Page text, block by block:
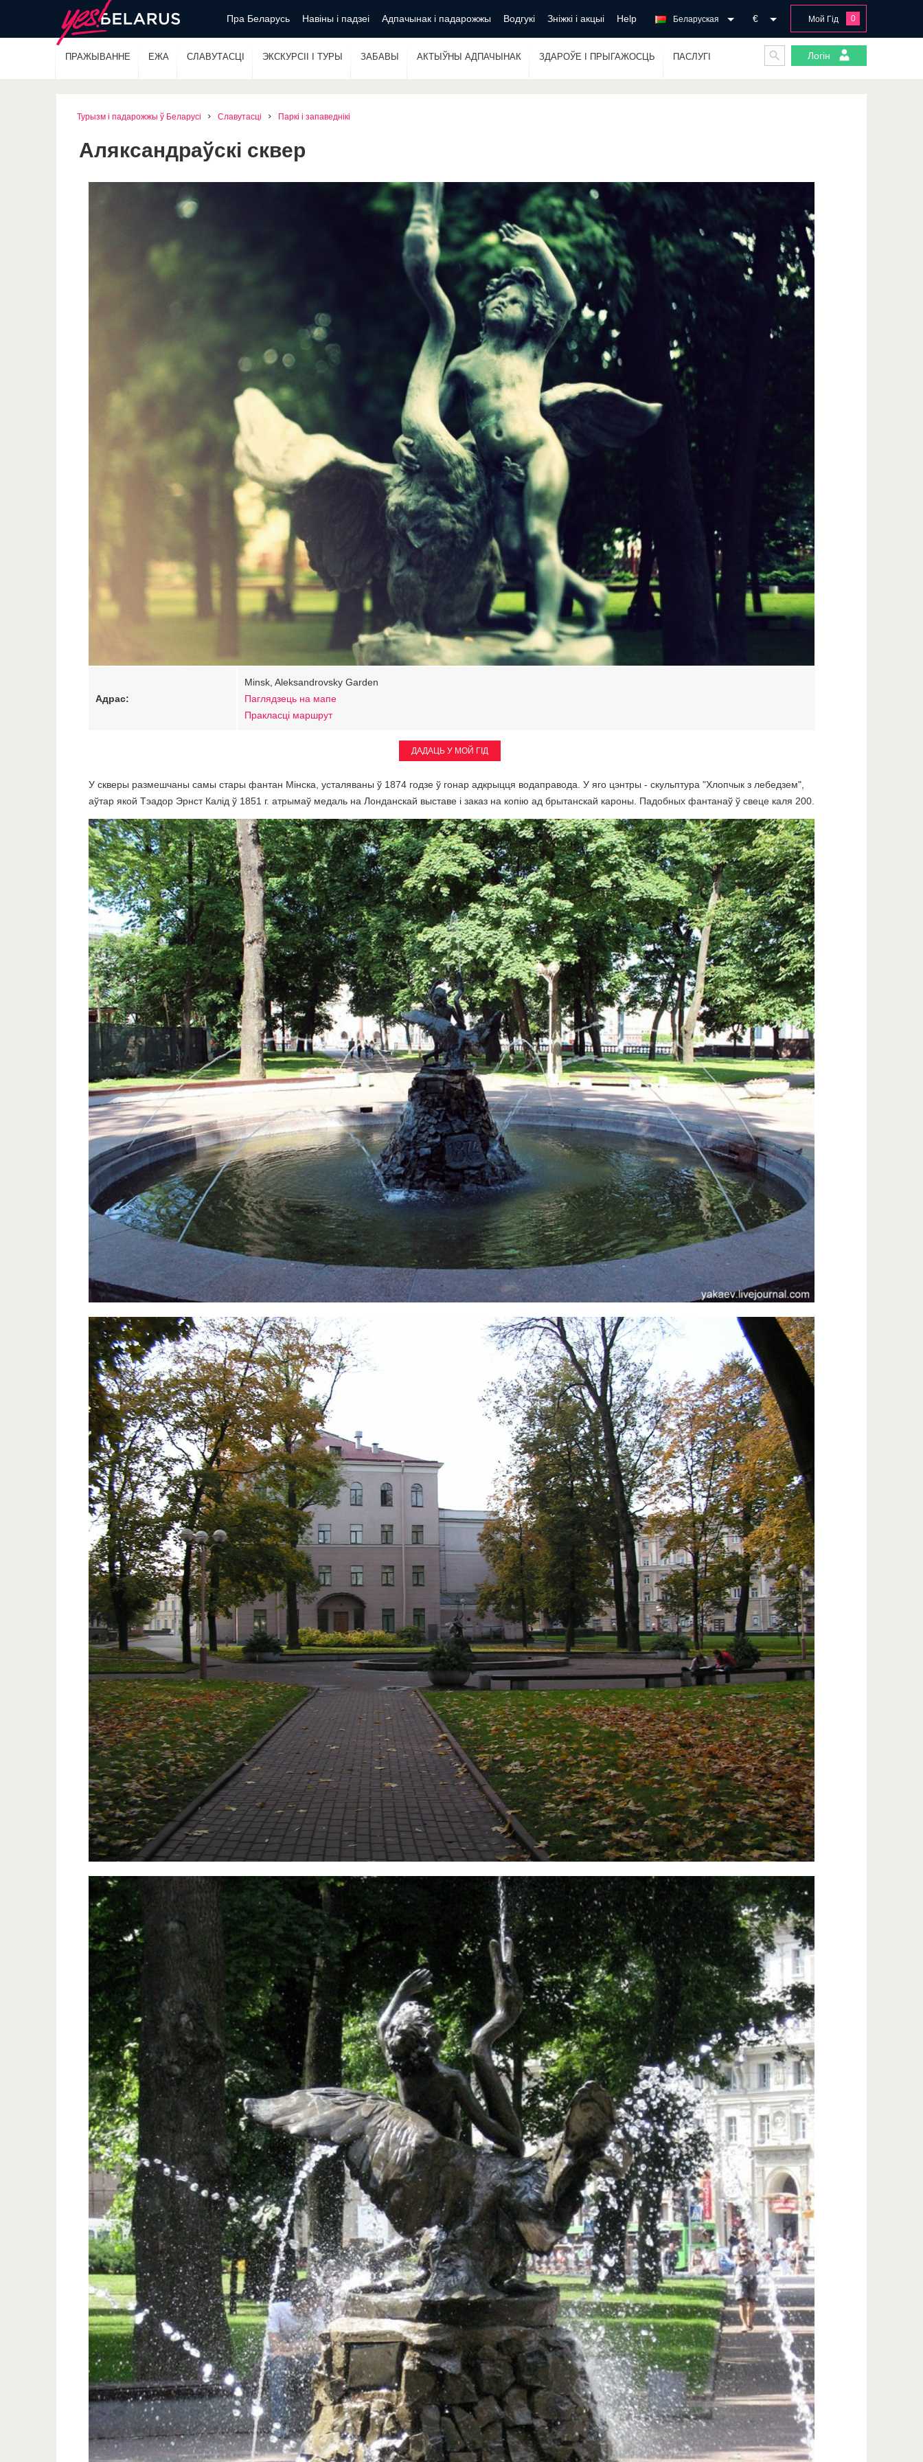
Пра Беларусь Навіны і падзеі Адпачынак і падарожжы Водгукі Зніжкі і акцыі Help Мой Гід 0
€
Беларуская
ПРАЖЫВАННЕ ЕЖА СЛАВУТАСЦІ ЭКСКУРСІІ І ТУРЫ ЗАБАВЫ АКТЫЎНЫ АДПАЧЫНАК ЗДАРОЎЕ І ПРЫГАЖОСЦЬ ПАСЛУГІ Логін
Турызм і падарожжы ў Беларусі Славутасці Паркі і запаведнікі
Аляксандраўскі сквер
Адрас:
Minsk, Aleksandrovsky Garden
Паглядзець на мапе
Пракласці маршрут
ДАДАЦЬ У МОЙ ГІД
У скверы размешчаны самы стары фантан Мінска, усталяваны ў 1874 годзе ў гонар адкрыцця водаправода. У яго цэнтры - скульптура "Хлопчык з лебедзем",
аўтар якой Тэадор Эрнст Калід ў 1851 г. атрымаў медаль на Лонданскай выставе і заказ на копію ад брытанскай кароны. Падобных фантанаў ў свеце каля 200.